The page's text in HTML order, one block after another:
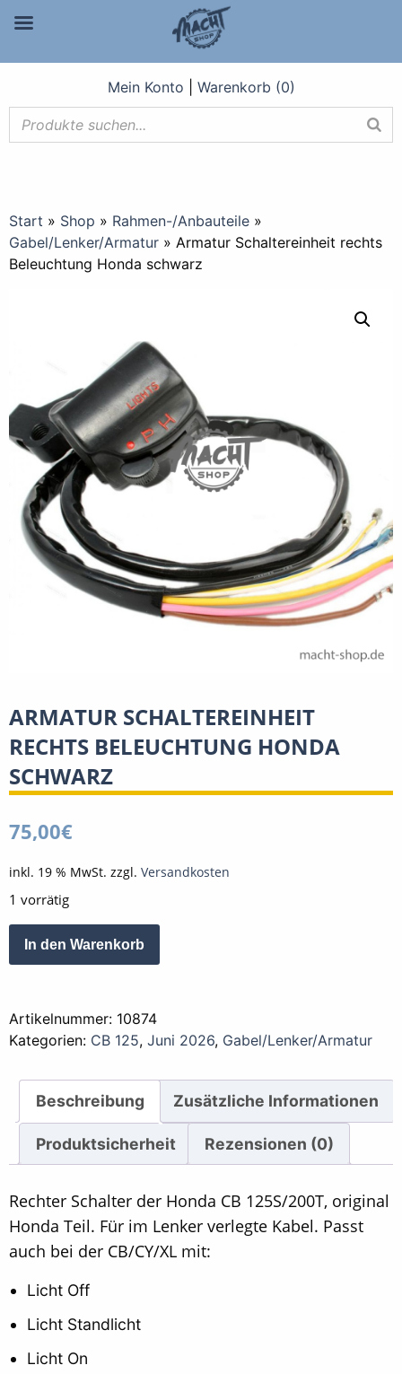
Mein Konto Warenkorb (0)
Start » Shop » Rahmen-/Anbauteile »
Gabel/Lenker/Armatur » Armatur Schaltereinheit rechts
Beleuchtung Honda schwarz
ARMATUR SCHALTEREINHEIT
RECHTS BELEUCHTUNG HONDA
SCHWARZ
75,00€
inkl. 19 % MwSt. zzgl. Versandkosten
1 vorrätig
Honda
schwarz
In den Warenkorb
Artikelnummer: 10874
Kategorien: CB 125, Juni 2026, Gabel/Lenker/Armatur
Beschreibung Zusätzliche Informationen
Produktsicherheit Rezensionen (0)
Rechter Schalter der Honda CB 125S/200T, original
Honda Teil. Für im Lenker verlegte Kabel. Passt
auch bei der CB/CY/XL mit:
Licht Off
Licht Standlicht
Licht On